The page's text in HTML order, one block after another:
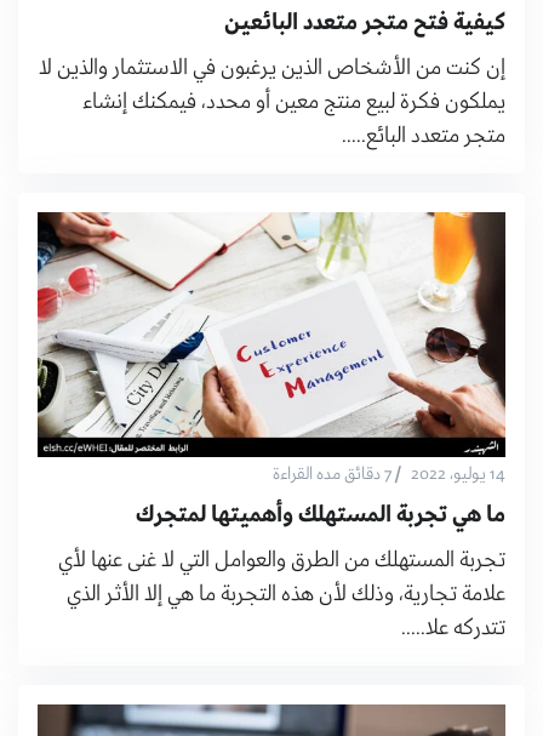
كيفية فتح متجر متعدد البائعين
إن كنت من الأشخاص الذين يرغبون في الاستثمار والذين لا
يملكون فكرة لبيع منتج معين أو محدد، فيمكنك إنشاء
متجر متعدد البائع.....
14 يوليو، 2022 /7 دقائق مده القراءة
ما هي تجربة المستهلك وأهميتها لمتجرك
تجربة المستهلك من الطرق والعوامل التي لا غنى عنها لأي
علامة تجارية، وذلك لأن هذه التجربة ما هي إلا الأثر الذي
تتدركه علا.....